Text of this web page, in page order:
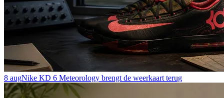
8 augNike KD 6 Meteorology brengt de weerkaart terug